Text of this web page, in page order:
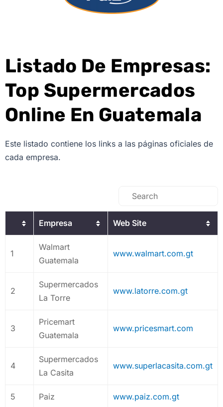
Listado De Empresas:
Top Supermercados
Online En Guatemala
Este listado contiene los links a las páginas oficiales de
cada empresa.
Empresa Web Site
1
Walmart
Guatemala
www.walmart.com.gt
2
Supermercados
La Torre
www.latorre.com.gt
3
Pricemart
Guatemala
www.pricesmart.com
4
Supermercados
La Casita
www.superlacasita.com.gt
5 Paiz www.paiz.com.gt